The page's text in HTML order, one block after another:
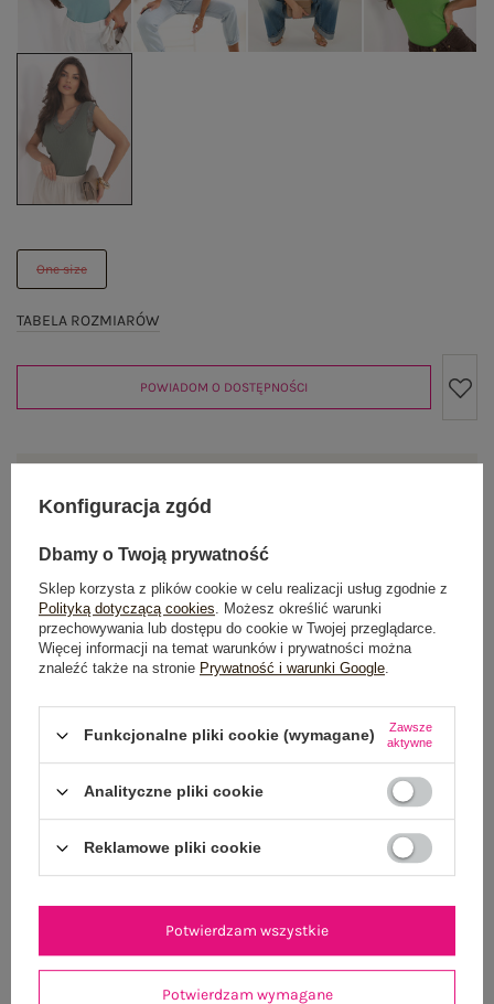
One size
TABELA ROZMIARÓW
POWIADOM O DOSTĘPNOŚCI
OPIS PRODUKTU
GŁÓWNE PARAMETRY
WYSYŁKA I DOSTAWA
ZWROTY I REKLAMACJE
Konfiguracja zgód
Dbamy o Twoją prywatność
Sklep korzysta z plików cookie w celu realizacji usług zgodnie z
Polityką dotyczącą cookies. Możesz określić warunki
przechowywania lub dostępu do cookie w Twojej przeglądarce.
Więcej informacji na temat warunków i prywatności można
znaleźć także na stronie Prywatność i warunki Google.
Funkcjonalne pliki cookie (wymagane)
Zawsze
aktywne
Analityczne pliki cookie
Reklamowe pliki cookie
Potwierdzam wymagane
Potwierdzam wszystkie